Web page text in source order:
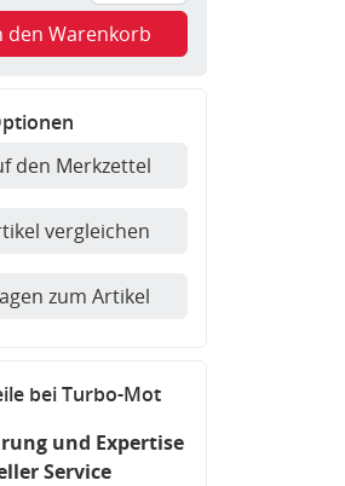
den Warenkorb
den Merkzettel
vergleichen
zum Artikel
bei Turbo-Mot
und Expertise
Service